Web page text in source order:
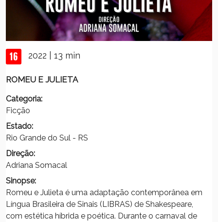
2022 | 13 min
ROMEU E JULIETA
Categoria:
Ficção
Estado:
Rio Grande do Sul - RS
Direção:
Adriana Somacal
Sinopse:
Romeu e Julieta é uma adaptação contemporânea em
Língua Brasileira de Sinais (LIBRAS) de Shakespeare,
com estética híbrida e poética. Durante o carnaval de